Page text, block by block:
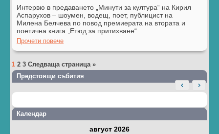
Интервю в предаването „Минути за култура“ на Кирил
Аспарухов – шоумен, водещ, поет, публицист на
Милена Белчева по повод премиерата на втората и
поетична книга „Етюд за притихване“.
Прочети повече
1 2 3 Следваща страница »
Предстоящи събития
Календар
август 2026